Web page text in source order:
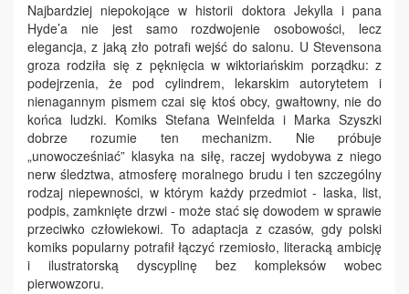
Najbardziej niepokojące w historii doktora Jekylla i pana
Hyde’a nie jest samo rozdwojenie osobowości, lecz
elegancja, z jaką zło potrafi wejść do salonu. U Stevensona
groza rodziła się z pęknięcia w wiktoriańskim porządku: z
podejrzenia, że pod cylindrem, lekarskim autorytetem i
nienagannym pismem czai się ktoś obcy, gwałtowny, nie do
końca ludzki. Komiks Stefana Weinfelda i Marka Szyszki
dobrze rozumie ten mechanizm. Nie próbuje
„unowocześniać” klasyka na siłę, raczej wydobywa z niego
nerw śledztwa, atmosferę moralnego brudu i ten szczególny
rodzaj niepewności, w którym każdy przedmiot - laska, list,
podpis, zamknięte drzwi - może stać się dowodem w sprawie
przeciwko człowiekowi. To adaptacja z czasów, gdy polski
komiks popularny potrafił łączyć rzemiosło, literacką ambicję
i ilustratorską dyscyplinę bez kompleksów wobec
pierwowzoru.